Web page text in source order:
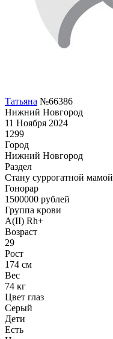
Татьяна №66386
Нижний Новгород
11 Ноября 2024
1299
Город
Нижний Новгород
Раздел
Cтану суррогатной мамой
Гонoрар
1500000 рублей
Группа крови
A(II) Rh+
Возраст
29
Рост
174 см
Вес
74 кг
Цвет глаз
Серый
Дети
Есть